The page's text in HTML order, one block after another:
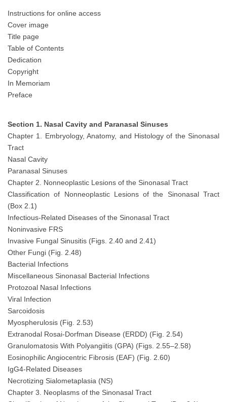
Instructions for online access
Cover image
Title page
Table of Contents
Dedication
Copyright
In Memoriam
Preface
Section 1. Nasal Cavity and Paranasal Sinuses
Chapter 1. Embryology, Anatomy, and Histology of the Sinonasal
Tract
Nasal Cavity
Paranasal Sinuses
Chapter 2. Nonneoplastic Lesions of the Sinonasal Tract
Classification of Nonneoplastic Lesions of the Sinonasal Tract
(Box 2.1)
Infectious-Related Diseases of the Sinonasal Tract
Noninvasive FRS
Invasive Fungal Sinusitis (Figs. 2.40 and 2.41)
Other Fungi (Fig. 2.48)
Bacterial Infections
Miscellaneous Sinonasal Bacterial Infections
Protozoal Nasal Infections
Viral Infection
Sarcoidosis
Myospherulosis (Fig. 2.53)
Extranodal Rosai-Dorfman Disease (ERDD) (Fig. 2.54)
Granulomatosis With Polyangiitis (GPA) (Figs. 2.55–2.58)
Eosinophilic Angiocentric Fibrosis (EAF) (Fig. 2.60)
IgG4-Related Diseases
Necrotizing Sialometaplasia (NS)
Chapter 3. Neoplasms of the Sinonasal Tract